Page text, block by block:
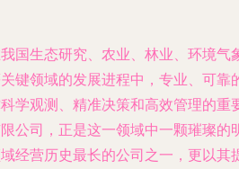
国生态研究、农业、林业、环境气
键领域的发展进程中，专业、可靠
学观测、精准决策和高效管理的重
公司，正是这一领域中一颗璀璨的
经营历史最长的公司之一，更以其